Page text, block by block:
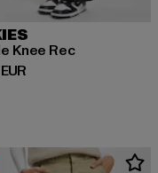
EUR
Knee Rec
Preis: 82,99 EUR